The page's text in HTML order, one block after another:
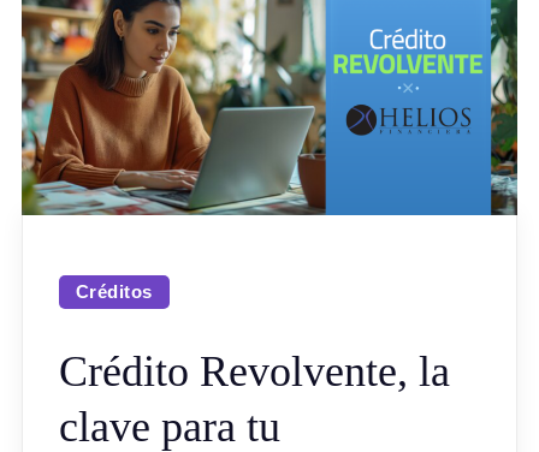
Créditos
Crédito Revolvente, la
clave para tu